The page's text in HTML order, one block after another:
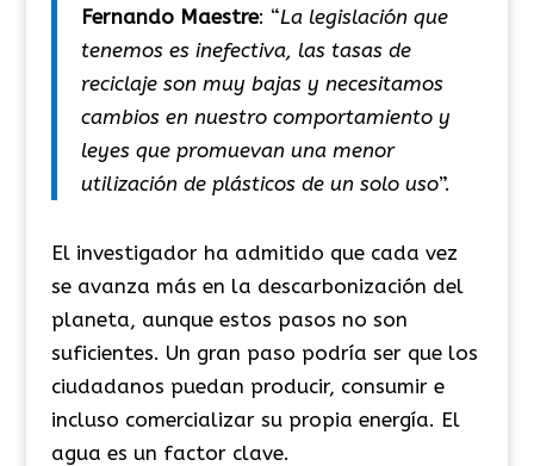
Fernando Maestre: “La legislación que
tenemos es inefectiva, las tasas de
reciclaje son muy bajas y necesitamos
cambios en nuestro comportamiento y
leyes que promuevan una menor
utilización de plásticos de un solo uso”.
El investigador ha admitido que cada vez
se avanza más en la descarbonización del
planeta, aunque estos pasos no son
suficientes. Un gran paso podría ser que los
ciudadanos puedan producir, consumir e
incluso comercializar su propia energía. El
agua es un factor clave.